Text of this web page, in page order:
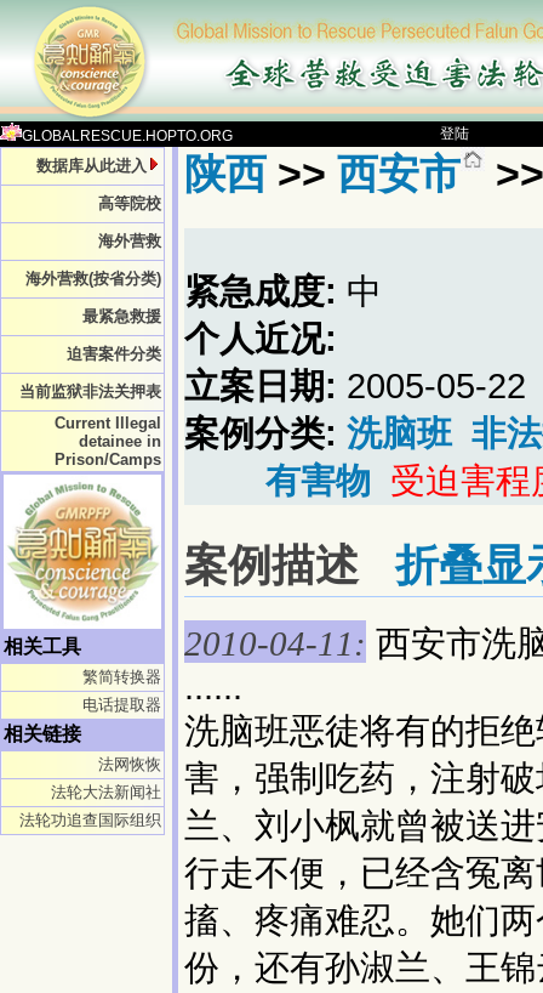
GLOBALRESCUE.HOPTO.ORG 登陆
数据库从此进入
高等院校
海外营救
海外营救(按省分类)
最紧急救援
迫害案件分类
当前监狱非法关押表
Current Illegal
detainee in
Prison/Camps
相关工具
繁简转换器
电话提取器
相关链接
法网恢恢
法轮大法新闻社
法轮功追查国际组织
陕西 >> 西安市
紧急成度: 中
个人近况:
立案日期: 2005-05-22
案例分类: 洗脑班 非
有害物 受迫害程
案例描述折叠显
2010-04-11: 西安市洗
......
洗脑班恶徒将有的拒
害，强制吃药，注射
兰、刘小枫就曾被送
行走不便，已经含冤
搐、疼痛难忍。她们
份，还有孙淑兰、王